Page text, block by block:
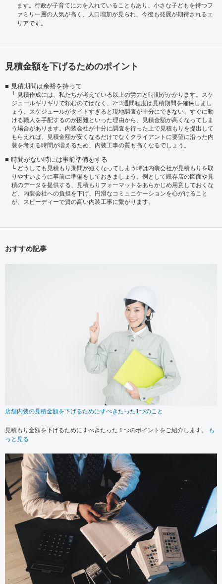
ます。行政が子育てに力を入れていることもあり、小さな子どもを持つフ
ァミリー層の人気が高く、人口増加が見られ、今後も発展が期待されるエ
リアです。
見積金額を下げるためのポイント
見積期間は余裕を持って
見積作成には、私たちが考えている以上の労力と時間がかかります。スケ
ジュールギリギリで頼むのではなく、2~3週間程度は見積期間を確保しまし
ょう。スケジュールがタイトすぎると現地調査が十分にできない、すぐに動
ける職人を手配するのが困難といった理由から、見積金額が高くなってしま
う場合があります。内装会社が十分に調査を行った上で見積もりを提出して
もらえれば、見積金額が安くなるだけでなくクライアントに要望に沿った内
装を考える時間が増えるため、内装工事の質も高くなるでしょう。
時間がない時には事前準備をする
どうしても見積もり期間が短くなってしまう時は内装会社が見積もりを取
りやすいように事前に準備をしておきましょう。例として既存店の図面や見
積のデータを提供する、見積もりフォーマットをあらかじめ用意しておくな
ど、内装会社への負担を下げ、円滑なコミュニケーションを心がけること
が、スピーディーで質の高い内装工事に繋がります。
おすすめ記事
店舗内装の見積金額を下げるためにすべきたった1つのこと
見積もり金額を下げるためにすべきたった１つのポイントをご紹介します。
も
っと見る